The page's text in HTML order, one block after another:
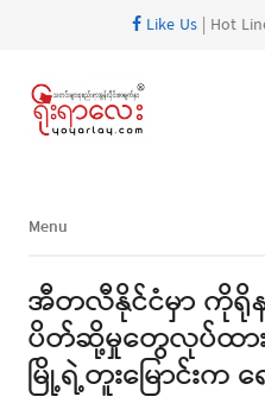
Like Us| Hot
Menu
Menu
အီတလီနိုင်ငံမှာ ကိုရိုန
ပိတ်ဆို့မှုတွေလုပ်ထာ
မြို့ရဲ့တူးမြောင်း